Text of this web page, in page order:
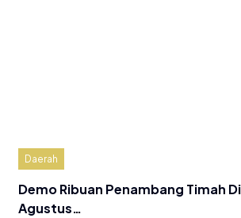
Daerah
Demo Ribuan Penambang Timah
Agustus…